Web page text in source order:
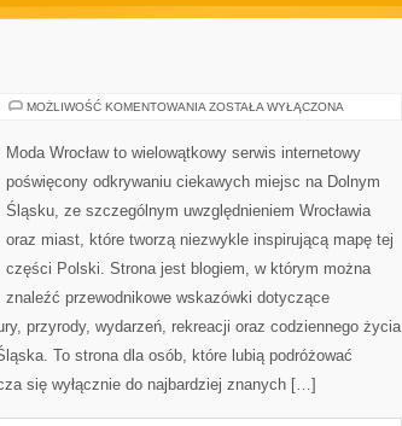
MOŻLIWOŚĆ KOMENTOWANIA LUBIN
ZOSTAŁA WYŁĄCZONA
Moda Wrocław to wielowątkowy serwis internetowy
poświęcony odkrywaniu ciekawych miejsc na Dolnym
Śląsku, ze szczególnym uwzględnieniem Wrocławia
oraz miast, które tworzą niezwykle inspirującą mapę tej
części Polski. Strona jest blogiem, w którym można
znaleźć przewodnikowe wskazówki dotyczące
przyrody, wydarzeń, rekreacji oraz codziennego życia
To strona dla osób, które lubią podróżować
się wyłącznie do najbardziej znanych […]